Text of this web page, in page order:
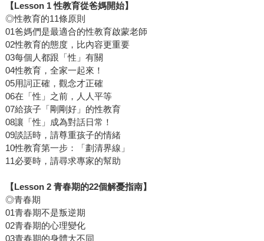
【Lesson 1 性教育從爸媽開始】
◎性教育的11條原則
01爸媽們是最適合的性教育啟蒙老師
02性教育的態度，比內容更重要
03每個人都跟「性」有關
04性教育，全家一起來！
05用詞正確，觀念才正確
06在「性」之前，人人平等
07給孩子「剛剛好」的性教育
08讓「性」成為對話日常！
09談話時，請尊重孩子的情緒
10性教育第一步：「劃清界線」
11必要時，請尋求專家的幫助
【Lesson 2 青春期的22個解憂指南】
◎青春期
01青春期不是叛逆期
02青春期的心理變化
03青春期的身體大不同